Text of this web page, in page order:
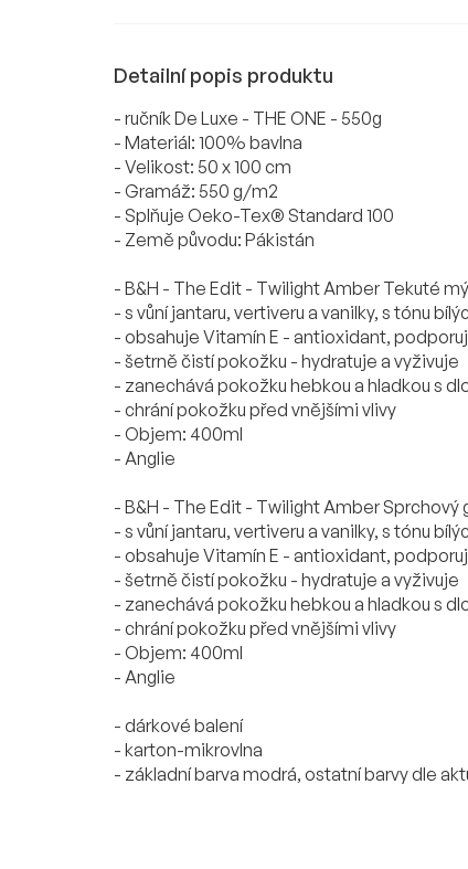
Detailní popis produktu
- ručník De Luxe - THE ONE - 550g
- Materiál: 100% bavlna
- Velikost: 50 x 100 cm
- Gramáž: 550 g/m2
- Splňuje Oeko-Tex® Standard 100
- Země původu: Pákistán
- B&H - The Edit - Twilight Amber Tekuté
- s vůní jantaru, vertiveru a vanilky, s tónu
- obsahuje Vitamín E - antioxidant,
- šetrně čistí pokožku - hydratuje a vyživuje
- zanechává pokožku hebkou a hladkou s
- chrání pokožku před vnějšími vlivy
- Objem: 400ml
- Anglie
- B&H - The Edit - Twilight Amber Sprchový
- s vůní jantaru, vertiveru a vanilky, s tónu
- obsahuje Vitamín E - antioxidant,
- šetrně čistí pokožku - hydratuje a vyživuje
- zanechává pokožku hebkou a hladkou s
- chrání pokožku před vnějšími vlivy
- Objem: 400ml
- Anglie
- dárkové balení
- karton-mikrovlna
- základní barva modrá, ostatní barvy dle